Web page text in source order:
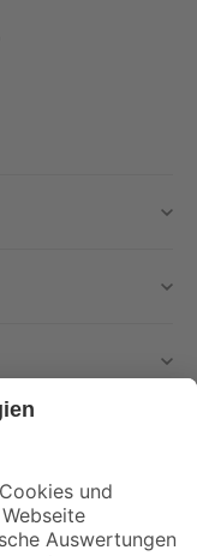
mehr verpassen!